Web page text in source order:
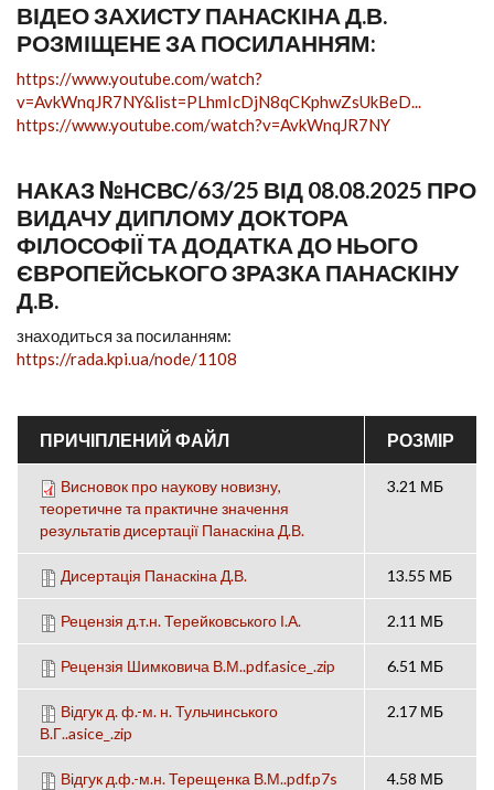
ВІДЕО ЗАХИСТУ ПАНАСКІНА Д.В.
РОЗМІЩЕНЕ ЗА ПОСИЛАННЯМ:
https://www.youtube.com/watch?
v=AvkWnqJR7NY&list=PLhmIcDjN8qCKphwZsUkBeD...
https://www.youtube.com/watch?v=AvkWnqJR7NY
НАКАЗ №НСВС/63/25 ВІД 08.08.2025 ПРО
ВИДАЧУ ДИПЛОМУ ДОКТОРА
ФІЛОСОФІЇ ТА ДОДАТКА ДО НЬОГО
ЄВРОПЕЙСЬКОГО ЗРАЗКА ПАНАСКІНУ
Д.В.
знаходиться за посиланням:
https://rada.kpi.ua/node/1108
ПРИЧІПЛЕНИЙ ФАЙЛ РОЗМІР
Висновок про наукову новизну,
теоретичне та практичне значення
результатів дисертації Панаскіна Д.В.
3.21 МБ
Дисертація Панаскіна Д.В. 13.55 МБ
Рецензія д.т.н. Терейковського І.А. 2.11 МБ
Рецензія Шимковича В.М..pdf.asice_.zip 6.51 МБ
Відгук д. ф.-м. н. Тульчинського
В.Г..asice_.zip
2.17 МБ
Відгук д.ф.-м.н. Терещенка В.М..pdf.p7s
4.58 МБ